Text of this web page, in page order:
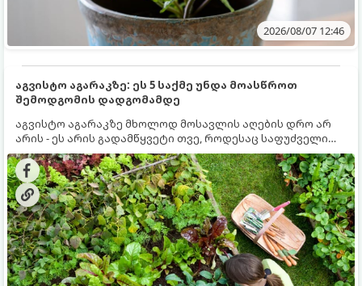
2026/08/07 12:46
აგვისტო აგარაკზე: ეს 5 საქმე უნდა მოასწროთ
შემოდგომის დადგომამდე
აგვისტო აგარაკზე მხოლოდ მოსავლის აღების დრო არ
არის - ეს არის გადამწყვეტი თვე, როდესაც საფუძველი
ეყრება მომავალი წლის მოსავალს და ბაღი მზადდება
შემოდგომა-ზამთრის სეზონისთვის. იმისათვის, რომ
ნიადაგმა ენერგია აღიდგინოს, ხოლო მცენარეებმა
ზამთარს გაუძლონ, აგვისტოს ბოლომდე 5
მნიშვნელოვანი საქმის გაკეთება უნდა მოასწროთ: